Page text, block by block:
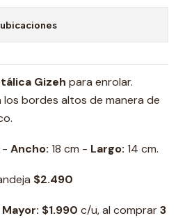
Gizeh para enrolar.
bordes altos de manera de
- Ancho: 18 cm - Largo: 14 cm.
$2.490
$1.990 c/u, al comprar3